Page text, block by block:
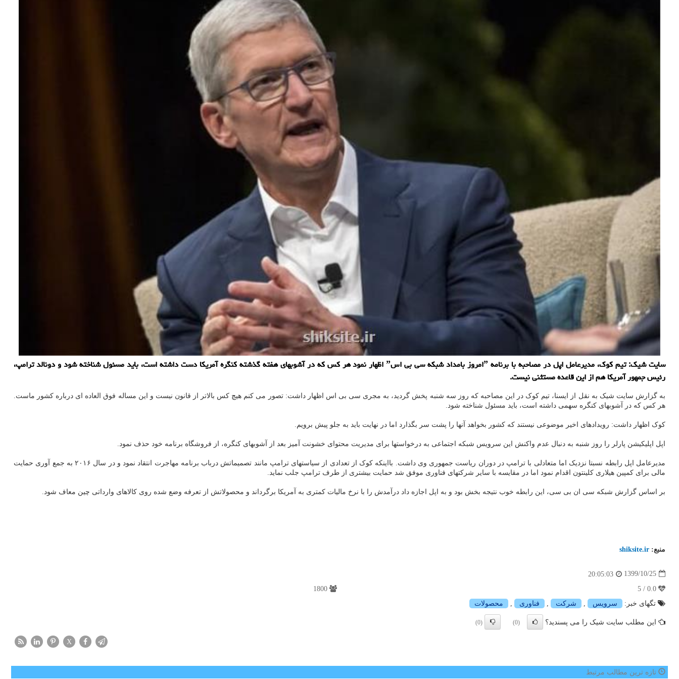
سایت شیک: تیم کوک، مدیرعامل اپل در مصاحبه با برنامه ˮامروز بامداد شبکه سی بی اسˮ اظهار نمود هر کس که در آشوبهای هفته گذشته کنگره آمریکا دست داشته است، باید مسئول شناخته شود و دونالد ترامپ،
رئیس جمهور آمریکا هم از این قاعده مستثنی نیست.
به گزارش سایت شیک به نقل از ایسنا، تیم کوک در این مصاحبه که روز سه شنبه پخش گردید، به مجری سی بی اس اظهار داشت: تصور می کنم هیچ کس بالاتر از قانون نیست و این مساله فوق العاده ای درباره کشور ماست.
هر کس که در آشوبهای کنگره سهمی داشته است، باید مسئول شناخته شود.
کوک اظهار داشت: رویدادهای اخیر موضوعی نیستند که کشور بخواهد آنها را پشت سر بگذارد اما در نهایت باید به جلو پیش برویم.
اپل اپلیکیشن پارلر را روز شنبه به دنبال عدم واکنش این سرویس شبکه اجتماعی به درخواستها برای مدیریت محتوای خشونت آمیز بعد از آشوبهای کنگره، از فروشگاه برنامه خود حذف نمود.
مدیرعامل اپل رابطه نسبتا نزدیک اما متعادلی با ترامپ در دوران ریاست جمهوری وی داشت. بااینکه کوک از تعدادی از سیاستهای ترامپ مانند تصمیماتش درباب برنامه مهاجرت انتقاد نمود و در سال ۲۰۱۶ به جمع آوری حمایت
مالی برای کمپین هیلاری کلینتون اقدام نمود اما در مقایسه با سایر شرکتهای فناوری موفق شد حمایت بیشتری از طرف ترامپ جلب نماید.
بر اساس گزارش شبکه سی ان بی سی، این رابطه خوب نتیجه بخش بود و به اپل اجازه داد درآمدش را با نرخ مالیات کمتری به آمریکا برگرداند و محصولاتش از تعرفه وضع شده روی کالاهای وارداتی چین معاف شود.
منبع: shiksite.ir
1399/10/25
20:05:03
تگهای خبر:
سرویس , شركت , فناوری , محصولات
این مطلب سایت شیک را می پسندید؟ (0)
(0)
X
تازه ترین مطالب مرتبط